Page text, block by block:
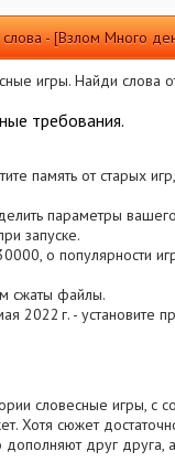
- [Взлом Много
игры. Найди слова
требования.
память от старых
параметры
запуске.
о популярности
сжаты файлы.
2022 г. - установите
словесные игры, с
Хотя сюжет
друг друга,